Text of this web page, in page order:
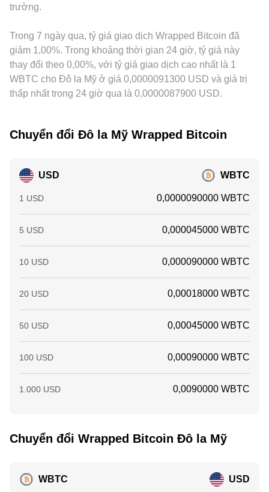
mức giá lại gần nhau, nhưng độ trễ, chi phí giao dịch, rủi ro
xóa bỏ hoàn toàn sự khác biệt trong mọi thời điểm.
trường.
Trong 7 ngày qua, tỷ giá giao dịch Wrapped Bitcoin đã
giảm 1,00%. Trong khoảng thời gian 24 giờ, tỷ giá này
thay đổi theo 0,00%, với tỷ giá giao dịch cao nhất là 1
WBTC cho Đô la Mỹ ở giá 0,0000091300 USD và giá trị
thấp nhất trong 24 giờ qua là 0,0000087900 USD.
Chuyển đổi Đô la Mỹ Wrapped Bitcoin
USD WBTC
1 USD 0,0000090000 WBTC
5 USD 0,000045000 WBTC
10 USD 0,000090000 WBTC
20 USD 0,00018000 WBTC
50 USD 0,00045000 WBTC
100 USD 0,00090000 WBTC
1.000 USD 0,0090000 WBTC
Chuyển đổi Wrapped Bitcoin Đô la Mỹ
WBTC USD